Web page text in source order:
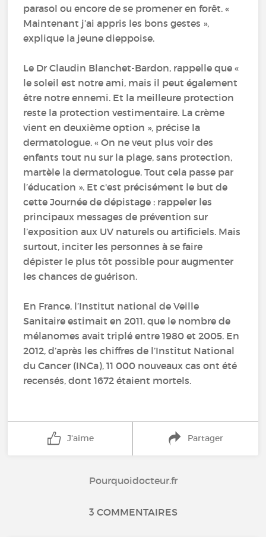
parasol ou encore de se promener en forêt. «
Maintenant j’ai appris les bons gestes »,
explique la jeune dieppoise.
Le Dr Claudin Blanchet-Bardon, rappelle que «
le soleil est notre ami, mais il peut également
être notre ennemi. Et la meilleure protection
reste la protection vestimentaire. La crème
vient en deuxième option », précise la
dermatologue. « On ne veut plus voir des
enfants tout nu sur la plage, sans protection,
martèle la dermatologue. Tout cela passe par
l’éducation ». Et c'est précisément le but de
cette Journée de dépistage : rappeler les
principaux messages de prévention sur
l’exposition aux UV naturels ou artificiels. Mais
surtout, inciter les personnes à se faire
dépister le plus tôt possible pour augmenter
les chances de guérison.
En France, l’Institut national de Veille
Sanitaire estimait en 2011, que le nombre de
mélanomes avait triplé entre 1980 et 2005. En
2012, d’après les chiffres de l’Institut National
du Cancer (INCa), 11 000 nouveaux cas ont été
recensés, dont 1672 étaient mortels.
J'aime Partager
Pourquoidocteur.fr
3 COMMENTAIRES